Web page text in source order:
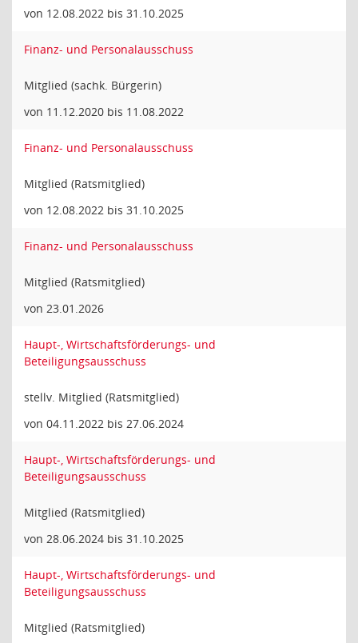
von 12.08.2022 bis 31.10.2025
Finanz- und Personalausschuss
Mitglied (sachk. Bürgerin)
von 11.12.2020 bis 11.08.2022
Finanz- und Personalausschuss
Mitglied (Ratsmitglied)
von 12.08.2022 bis 31.10.2025
Finanz- und Personalausschuss
Mitglied (Ratsmitglied)
von 23.01.2026
Haupt-, Wirtschaftsförderungs- und
Beteiligungsausschuss
stellv. Mitglied (Ratsmitglied)
von 04.11.2022 bis 27.06.2024
Haupt-, Wirtschaftsförderungs- und
Beteiligungsausschuss
Mitglied (Ratsmitglied)
von 28.06.2024 bis 31.10.2025
Haupt-, Wirtschaftsförderungs- und
Beteiligungsausschuss
Mitglied (Ratsmitglied)